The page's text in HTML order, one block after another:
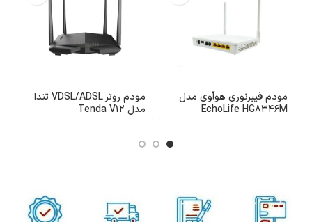
مودم فیبرنوری هوآوی مدل
EchoLife HG8346M
مودم روتر VDSL/ADSL تندا
مدل Tenda V12